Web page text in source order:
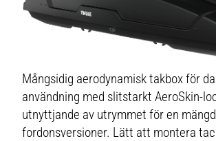
Mångsidig aerodynamisk takbox för
användning med slitstarkt AeroSkin-
utnyttjande av utrymmet för en mängd
fordonsversioner. Lätt att montera